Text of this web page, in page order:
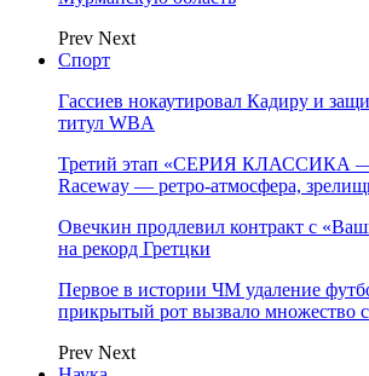
Prev Next
Спорт
Гассиев нокаутировал Кадиру и
титул WBA
Третий этап «СЕРИЯ КЛАССИКА —
Raceway — ретро‑атмосфера,
Овечкин продлевил контракт с
на рекорд Гретцки
Первое в истории ЧМ удаление
прикрытый рот вызвало множество
Prev Next